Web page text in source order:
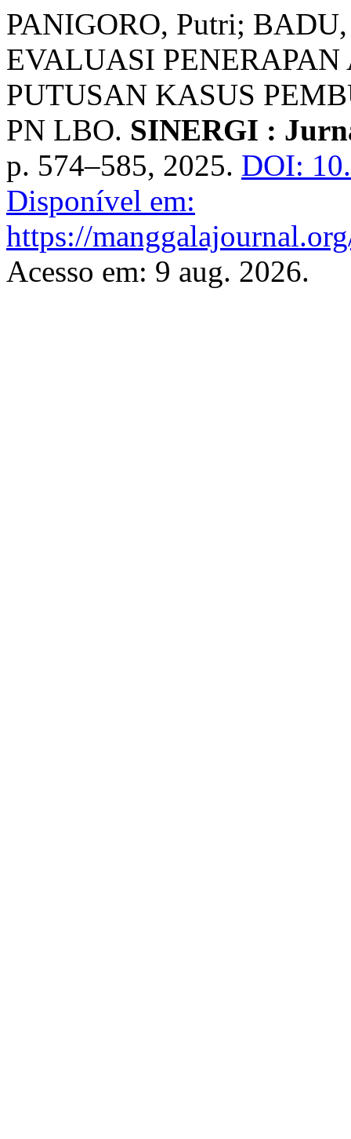
PANIGORO, Putri;
EVALUASI
PUTUSAN KASUS
PN LBO. SINERGI :
p. 574–585, 2025. DOI:
Disponível em:
https://
Acesso em: 9 aug. 2026.